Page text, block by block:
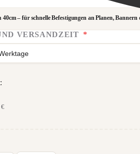
– für schnelle Befestigungen an Planen,
VERSANDZEIT *
€